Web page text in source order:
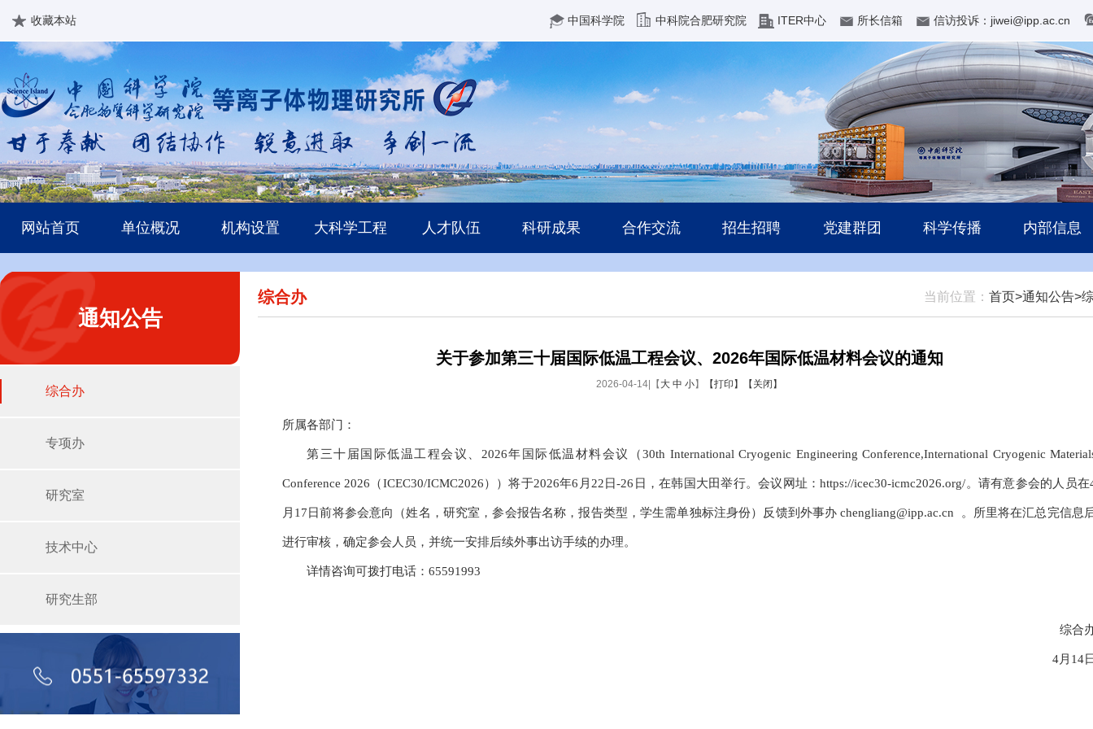
收藏本站 中国科学院 中科院合肥研究院 ITER中心 所长信箱 信访投诉：jiwei@ipp.ac.cn
网站首页 单位概况 机构设置 大科学工程 人才队伍 科研成果 合作交流 招生招聘 党建群团 科学传播 内部信息
通知公告
综合办
专项办
研究室
技术中心
研究生部
当前位置： 首页>通知公告>
综合办
关于参加第三十届国际低温工程会议、2026年国际低温材料会议的通知
2026-04-14|【 大 中 小】 【打印】 【关闭】
所属各部门：
第三十届国际低温工程会议、2026年国际低温材料会议（30th International Cryogenic Engineering Conference,International Cryogenic
Conference 2026（ICEC30/ICMC2026））将于2026年6月22日-26日，在韩国大田举行。会议网址：https://icec30-icmc2026.org/。请有意参会的人员在
月17日前将参会意向（姓名，研究室，参会报告名称，报告类型，学生需单独标注身份）反馈到外事办 chengliang@ipp.ac.cn 。所里将在汇总完信息
进行审核，确定参会人员，并统一安排后续外事出访手续的办理。
详情咨询可拨打电话：65591993
综合
4月14